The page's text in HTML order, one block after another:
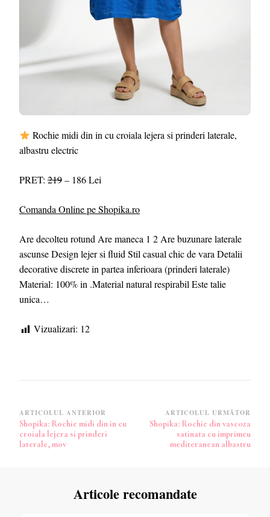
Rochie midi din in cu croiala lejera si prinderi laterale,
albastru electric
PRET: 219– 186 Lei
Comanda Online pe Shopika.ro
Are decolteu rotund Are maneca 1 2 Are buzunare laterale
ascunse Design lejer si fluid Stil casual chic de vara Detalii
decorative discrete in partea inferioara (prinderi laterale)
Material: 100% in .Material natural respirabil Este talie
unica…
Vizualizari: 12
Navigare
în
articole
ARTICOLUL ANTERIOR
Shopika: Rochie midi din in cu
croiala lejera si prinderi
laterale, mov
ARTICOLUL URMĂTOR
Shopika: Rochie din vascoza
satinata cu imprimeu
mediteranean albastru
Articole recomandate